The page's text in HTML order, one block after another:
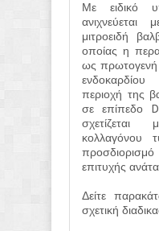
Με ειδικό
ανιχνεύεται
μιτροειδή
οποίας η
ως πρωτογενή
περιοχή της
σε επίπεδο
επιτυχής
Δείτε
σχετική